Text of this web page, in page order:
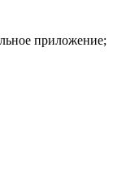
приложение;